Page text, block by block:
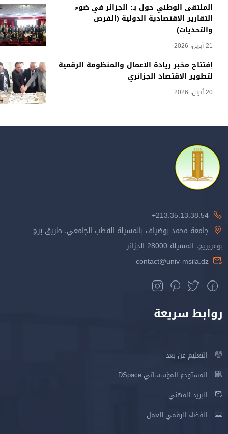
الملتقى الوطني حول بـ: الجزائر في ضوء
التقارير الاقتصادية الدولية (الفرص
والتحديات)
21 أبريل، 2026
إفتتاح مخبر ريادة الأعمال والمنظومة الرقمية
لتطوير الاقتصاد الجزائري
20 أبريل، 2026
213.35.13.38.54+
جامعة محمد بوضياف بالمسيلة القطب الجامعي، طريق برج
بوعريريج، المسيلة 28000 الجزائر
contact@univ-msila.dz
روابط سريعة
التعليم عن بعد
المستودع المؤسساتي DSpace
البريد المهني
الفضاء الرقمي للعمل